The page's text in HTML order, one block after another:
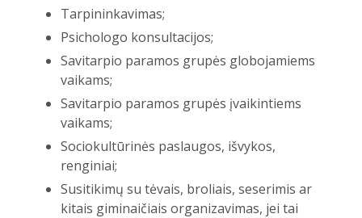
Tarpininkavimas;
Psichologo konsultacijos;
Savitarpio paramos grupės globojamiems
vaikams;
Savitarpio paramos grupės įvaikintiems
vaikams;
Sociokultūrinės paslaugos, išvykos,
renginiai;
Susitikimų su tėvais, broliais, seserimis ar
kitais giminaičiais organizavimas, jei tai